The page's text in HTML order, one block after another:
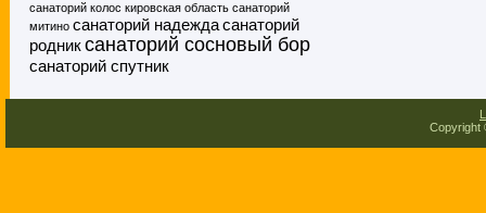
санаторий колос кировская область санаторий
митино санаторий надеждасанаторий
родниксанаторий сосновый бор
санаторий спутник
Copyright